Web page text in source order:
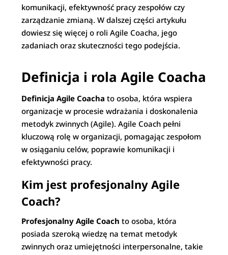
komunikacji, efektywność pracy zespołów czy
zarządzanie zmianą. W dalszej części artykułu
dowiesz się więcej o roli Agile Coacha, jego
zadaniach oraz skuteczności tego podejścia.
Definicja i rola Agile Coacha
Definicja Agile Coacha to osoba, która wspiera
organizacje w procesie wdrażania i doskonalenia
metodyk zwinnych (Agile). Agile Coach pełni
kluczową rolę w organizacji, pomagając zespołom
w osiąganiu celów, poprawie komunikacji i
efektywności pracy.
Kim jest profesjonalny Agile
Coach?
Profesjonalny Agile Coach to osoba, która
posiada szeroką wiedzę na temat metodyk
zwinnych oraz umiejętności interpersonalne, takie